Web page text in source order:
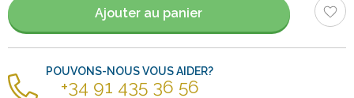
Ajouter au panier
POUVONS-NOUS VOUS AIDER?
+34 91 435 36 56